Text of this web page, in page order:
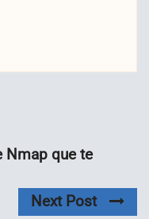
Nmap que te
Next Post